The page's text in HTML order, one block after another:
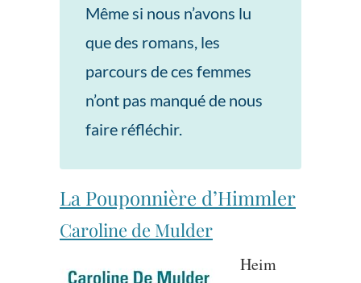
Même si nous n’avons lu
que des romans, les
parcours de ces femmes
n’ont pas manqué de nous
faire réfléchir.
La Pouponnière d’Himmler
Caroline de Mulder
Heim